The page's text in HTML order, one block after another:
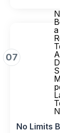
07
No Limits